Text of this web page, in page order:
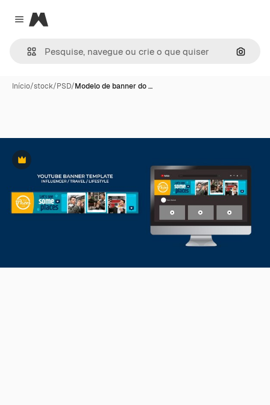
Close menu
Magnific
Início/stock/PSD/Modelo de banner do …
Premium